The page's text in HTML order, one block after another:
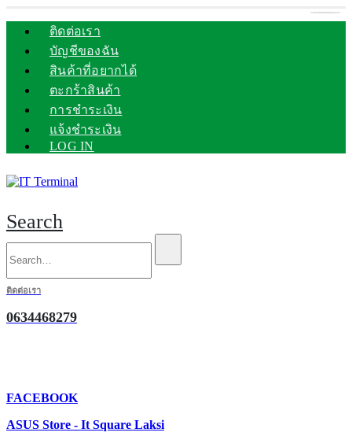
ติดต่อเรา
บัญชีของฉัน
สินค้าที่อยากได้
ตะกร้าสินค้า
การชำระเงิน
แจ้งชำระเงิน
LOG IN
Search
ติดต่อเรา
0634468279
FACEBOOK
ASUS Store - It Square Laksi